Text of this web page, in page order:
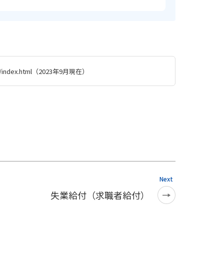
（2023年9月現在）
Next
失業給付（求職者給付）